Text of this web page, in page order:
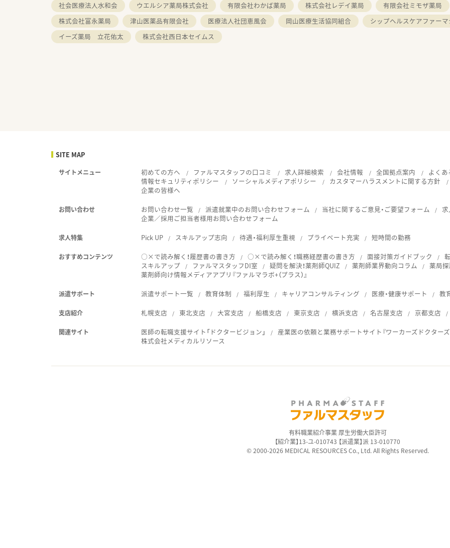
社会医療法人水和会
ウエルシア薬局株式会社 有限会社わかば薬局 株式会社レデイ薬局
有限会社ミモザ薬局
株式会社富永薬局
津山医薬品有限会社 医療法人社団恵風会 岡山医療生活協同組合
シップヘルスケアファー
イーズ薬局 立花佑太
株式会社西日本セイムス
SITE MAP
サイトメニュー 初めての方へ ファルマスタッフの口コミ 求人詳細検索 会社情報 全国拠点案内
よく
情報セキュリティポリシー
ソーシャルメディアポリシー
カスタマーハラスメントに関する方針
企業の皆様へ
お問い合わせ お問い合わせ一覧 派遣就業中のお問い合わせフォーム 当社に関するご意見・ご要望フォーム
企業／採用ご担当者様用お問い合わせフォーム
求人特集 Pick UP スキルアップ志向 待遇・福利厚生重視 プライベート充実 短時間の勤務
おすすめコンテンツ ○×で読み解く！履歴書の書き方 ○×で読み解く！職務経歴書の書き方 面接対策ガイドブック
スキルアップ
ファルマスタッフDI室 疑問を解決！薬剤師QUIZ 薬剤師業界動向コラム
薬局
薬剤師向け情報メディアアプリ『ファルマラボ+（プラス）』
派遣サポート 派遣サポート一覧 教育体制 福利厚生 キャリアコンサルティング 医療・健康サポート 教
支店紹介 札幌支店 東北支店 大宮支店 船橋支店 東京支店 横浜支店 名古屋支店 京都支店
関連サイト 医師の転職支援サイト「ドクタービジョン」
産業医の依頼と業務サポートサイト『ワーカーズドクターズ
株式会社メディカルリソース
有料職業紹介事業 厚生労働大臣許可
【紹介業】13-ユ-010743 【派遣業】派 13-010770
© 2000-2026 MEDICAL RESOURCES Co., Ltd. All Rights Reserved.